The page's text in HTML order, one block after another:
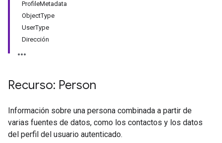
ProfileMetadata
ObjectType
UserType
Dirección
Recurso: Person
Información sobre una persona combinada a partir de
varias fuentes de datos, como los contactos y los datos
del perfil del usuario autenticado.